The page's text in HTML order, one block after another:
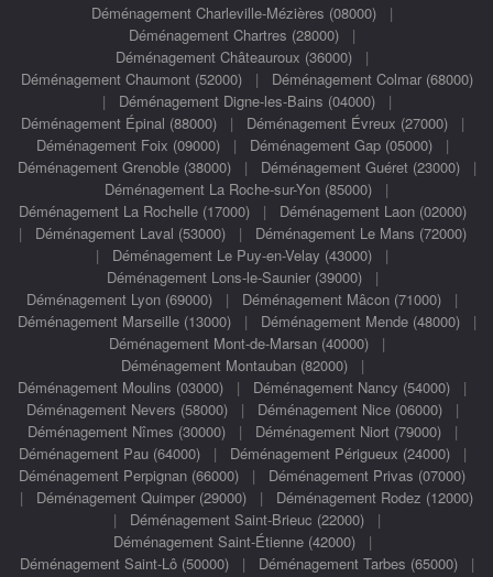
Déménagement Charleville-Mézières (08000) |
Déménagement Chartres (28000) |
Déménagement Châteauroux (36000) |
Déménagement Chaumont (52000)| Déménagement Colmar (68000)
| Déménagement Digne-les-Bains (04000)|
Déménagement Épinal (88000)| Déménagement Évreux (27000)|
Déménagement Foix (09000)| Déménagement Gap (05000)|
Déménagement Grenoble (38000)| Déménagement Guéret (23000)|
Déménagement La Roche-sur-Yon (85000) |
Déménagement La Rochelle (17000)| Déménagement Laon (02000)
| Déménagement Laval (53000)| Déménagement Le Mans (72000)
| Déménagement Le Puy-en-Velay (43000) |
Déménagement Lons-le-Saunier (39000)|
Déménagement Lyon (69000) | Déménagement Mâcon (71000) |
Déménagement Marseille (13000)| Déménagement Mende (48000)|
Déménagement Mont-de-Marsan (40000)|
Déménagement Montauban (82000)|
Déménagement Moulins (03000) | Déménagement Nancy (54000) |
Déménagement Nevers (58000)| Déménagement Nice (06000)|
Déménagement Nîmes (30000)| Déménagement Niort (79000)|
Déménagement Pau (64000)| Déménagement Périgueux (24000)|
Déménagement Perpignan (66000) | Déménagement Privas (07000)
| Déménagement Quimper (29000) | Déménagement Rodez (12000)
| Déménagement Saint-Brieuc (22000)|
Déménagement Saint-Étienne (42000)|
Déménagement Saint-Lô (50000)| Déménagement Tarbes (65000)|